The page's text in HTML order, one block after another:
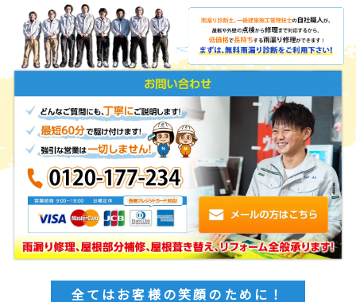
全てはお客様の笑顔のために！